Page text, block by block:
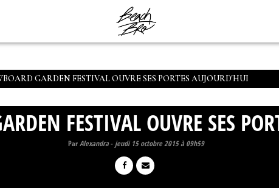
GARDEN FESTIVAL OUVRE SES PORTES AUJOURD'HUI
FESTIVAL OUVRE SES
ParAlexandra-jeudi 15 octobre 2015 à 09h59